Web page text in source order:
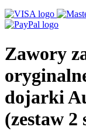
Zawory
dojarki
(zestaw 2